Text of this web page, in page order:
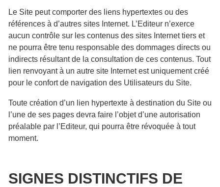
Le Site peut comporter des liens hypertextes ou des
références à d’autres sites Internet. L’Editeur n’exerce
aucun contrôle sur les contenus des sites Internet tiers et
ne pourra être tenu responsable des dommages directs ou
indirects résultant de la consultation de ces contenus. Tout
lien renvoyant à un autre site Internet est uniquement créé
pour le confort de navigation des Utilisateurs du Site.
Toute création d’un lien hypertexte à destination du Site ou
l’une de ses pages devra faire l’objet d’une autorisation
préalable par l’Editeur, qui pourra être révoquée à tout
moment.
SIGNES DISTINCTIFS DE